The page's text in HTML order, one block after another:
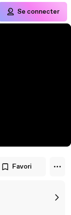
Se connecter
Favori